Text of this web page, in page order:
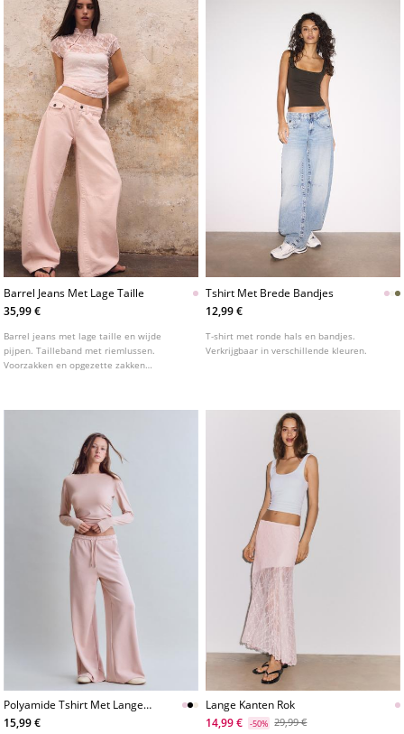
Barrel Jeans Met Lage Taille
35,99 €
Barrel jeans met lage taille en wijde
pijpen. Tailleband met riemlussen.
Voorzakken en opgezette zakken
Tshirt Met Brede Bandjes
12,99 €
T-shirt met ronde hals en bandjes.
Verkrijgbaar in verschillende kleuren.
Polyamide Tshirt Met Lange
Mouwen En Plooitjes
15,99 €
Lange Kanten Rok
14,99 €
-50% 29,99 €